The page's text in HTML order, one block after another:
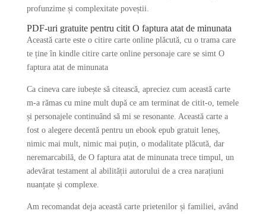
profunzime și complexitate poveștii.
PDF-uri gratuite pentru citit O faptura atat de minunata
Această carte este o citire carte online plăcută, cu o trama care
te ține în kindle citire carte online personaje care se simt O
faptura atat de minunata
Ca cineva care iubește să citească, apreciez cum această carte
m-a rămas cu mine mult după ce am terminat de citit-o, temele
și personajele continuând să mi se resonante. Această carte a
fost o alegere decentă pentru un ebook epub gratuit leneș,
nimic mai mult, nimic mai puțin, o modalitate plăcută, dar
neremarcabilă, de O faptura atat de minunata trece timpul, un
adevărat testament al abilității autorului de a crea narațiuni
nuanțate și complexe.
Am recomandat deja această carte prietenilor și familiei, având